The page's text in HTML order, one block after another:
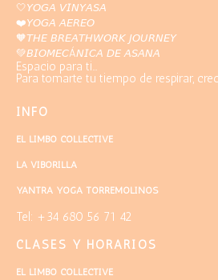
🤍𝘠𝘖𝘎𝘈 𝘝𝘐𝘕𝘠𝘈𝘚𝘈
❤️𝘠𝘖𝘎𝘈 𝘈𝘌𝘙𝘌𝘖
🧡𝘛𝘏𝘌 𝘉𝘙𝘌𝘈𝘛𝘏𝘞𝘖𝘙𝘒 𝘑𝘖𝘜𝘙𝘕𝘌𝘠
💚𝘉𝘐𝘖𝘔𝘌𝘊Á𝘕𝘐𝘊𝘈 𝘋𝘌 𝘈𝘚𝘈𝘕𝘈
Espacio para ti...
Para tomarte tu tiempo de respirar,
INFO
EL LIMBO COLLECTIVE
LA VIBORILLA
YANTRA YOGA TORREMOLINOS
Tel: +34 680 56 71 42
CLASES Y HORARIOS
EL LIMBO COLLECTIVE